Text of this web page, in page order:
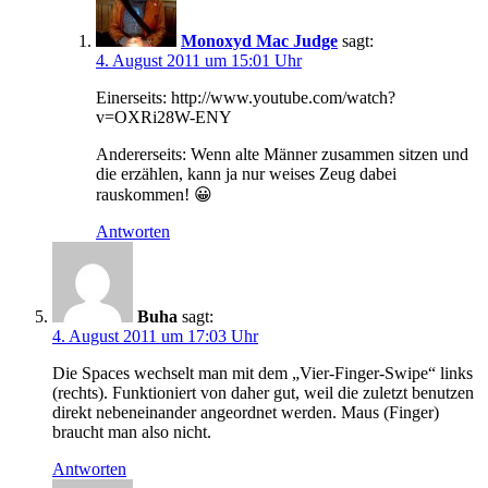
Monoxyd Mac Judge sagt:
4. August 2011 um 15:01 Uhr
Einerseits: http://www.youtube.com/watch?
v=OXRi28W-ENY
Andererseits: Wenn alte Männer zusammen sitzen und
die erzählen, kann ja nur weises Zeug dabei
rauskommen! 😀
Antworten
Buha sagt:
4. August 2011 um 17:03 Uhr
Die Spaces wechselt man mit dem „Vier-Finger-Swipe“ links
(rechts). Funktioniert von daher gut, weil die zuletzt benutzen
direkt nebeneinander angeordnet werden. Maus (Finger)
braucht man also nicht.
Antworten